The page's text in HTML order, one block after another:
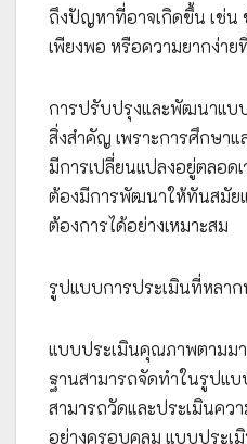
ถึงปัญหาที่อาจเกิดขึ้น เช่น
เพียงพอ หรือความยากง่าย
การปรับปรุงและพัฒนาแบ
สิ่งสำคัญ เพราะการศึกษา
มีการเปลี่ยนแปลงอยู่ตลอด
ต้องมีการพัฒนาให้ทันสมัย
ต้องการได้อย่างเหมาะสม
รูปแบบการประเมินที่หลาก
แบบประเมินคุณภาพตามม
ฐานสามารถจัดทำในรูปแ
สามารถวัดและประเมินคว
อย่างครอบคลุม แบบประ